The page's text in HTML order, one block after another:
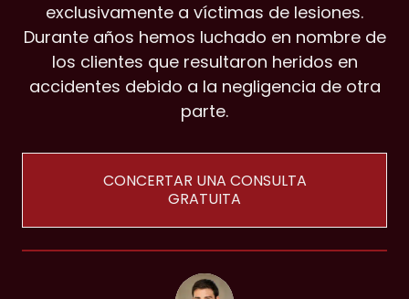
exclusivamente a víctimas de lesiones.
Durante años hemos luchado en nombre de
los clientes que resultaron heridos en
accidentes debido a la negligencia de otra
parte.
CONCERTAR UNA CONSULTA
GRATUITA